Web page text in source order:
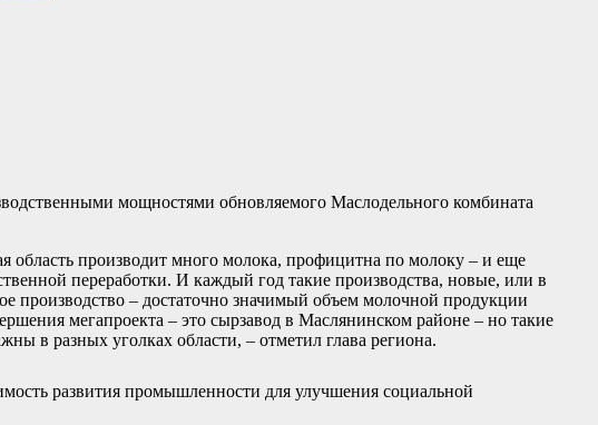
мощностями обновляемого Маслодельного комбината
область производит много молока, профицитна по молоку – и еще
переработки. И каждый год такие производства, новые, или в
производство – достаточно значимый объем молочной продукции
мегапроекта – это сырзавод в Маслянинском районе – но такие
в разных уголках области, – отметил глава региона.
развития промышленности для улучшения социальной